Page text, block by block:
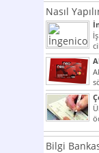
Nasıl
Bilgi